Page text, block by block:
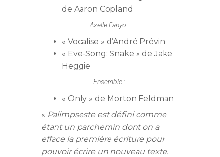
de Aaron Copland
Axelle Fanyo :
« Vocalise » d’André Prévin
« Eve-Song: Snake » de Jake
Heggie
Ensemble :
« Only » de Morton Feldman
« Palimpseste est défini comme
étant un parchemin dont on a
efface la première écriture pour
pouvoir écrire un nouveau texte.